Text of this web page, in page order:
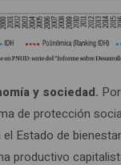
y sociedad.
de protección
Estado de
productivo